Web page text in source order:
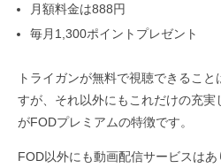
月額料金は888円
毎月1,300ポイントプレゼント
トライガンが無料で視聴できるこ
すが、それ以外にもこれだけの充
がFODプレミアムの特徴です。
FOD以外にも動画配信サービスは